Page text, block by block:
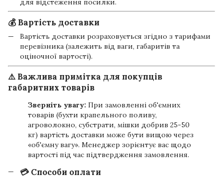
для відстеження посилки.
💰 Вартість доставки
Вартість доставки розраховується згідно з тарифами
перевізника (залежить від ваги, габаритів та
оціночної вартості).
⚠️ Важлива примітка для покупців
габаритних товарів
Зверніть увагу: При замовленні об'ємних
товарів (бухти крапельного поливу,
агроволокно, субстрати, мішки добрив 25-50
кг) вартість доставки може бути вищою через
«об'ємну вагу». Менеджер зорієнтує вас щодо
вартості під час підтвердження замовлення.
💳 Способи оплати